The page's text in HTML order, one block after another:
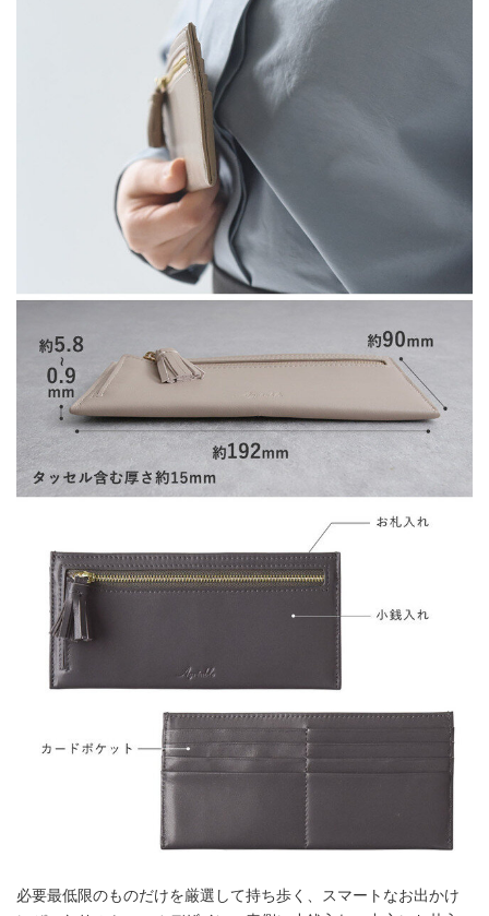
必要最低限のものだけを厳選して持ち歩く、スマートなお出かけ